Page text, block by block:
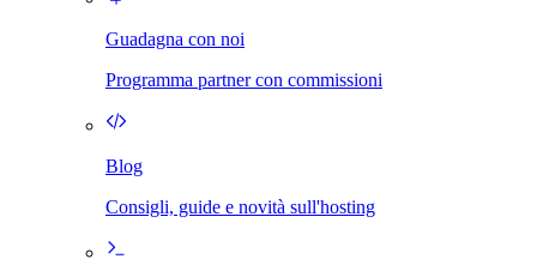
Guadagna con noi
Programma partner con commissioni
Blog
Consigli, guide e novità sull'hosting